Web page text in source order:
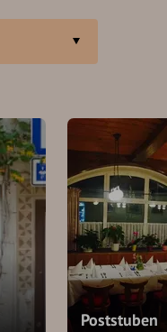
Poststuben